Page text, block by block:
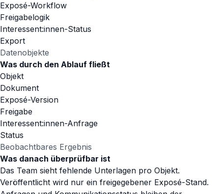
Exposé-Workflow
Freigabelogik
Interessent:innen-Status
Export
Datenobjekte
Was durch den Ablauf fließt
Objekt
Dokument
Exposé-Version
Freigabe
Interessent:innen-Anfrage
Status
Beobachtbares Ergebnis
Was danach überprüfbar ist
Das Team sieht fehlende Unterlagen pro Objekt.
Veröffentlicht wird nur ein freigegebener Exposé-Stand.